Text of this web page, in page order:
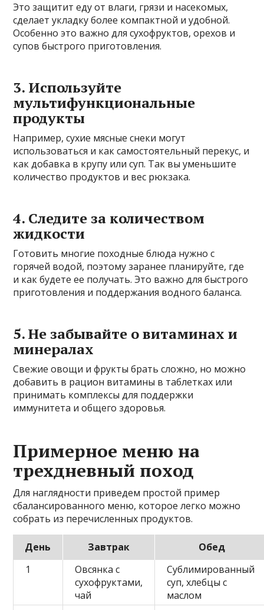
Это защитит еду от влаги, грязи и насекомых,
сделает укладку более компактной и удобной.
Особенно это важно для сухофруктов, орехов и
супов быстрого приготовления.
3. Используйте
мультифункциональные
продукты
Например, сухие мясные снеки могут
использоваться и как самостоятельный перекус, и
как добавка в крупу или суп. Так вы уменьшите
количество продуктов и вес рюкзака.
4. Следите за количеством
жидкости
Готовить многие походные блюда нужно с
горячей водой, поэтому заранее планируйте, где
и как будете ее получать. Это важно для быстрого
приготовления и поддержания водного баланса.
5. Не забывайте о витаминах и
минералах
Свежие овощи и фрукты брать сложно, но можно
добавить в рацион витамины в таблетках или
принимать комплексы для поддержки
иммунитета и общего здоровья.
Примерное меню на
трехдневный поход
Для наглядности приведем простой пример
сбалансированного меню, которое легко можно
собрать из перечисленных продуктов.
День Завтрак
Обед
1
Овсянка с
сухофруктами,
чай
Сублимированный
суп, хлебцы с
маслом